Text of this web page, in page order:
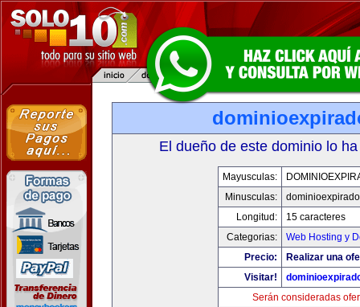
El dueño de este dominio lo
Mayusculas:
Minusculas:
Longitud:
15 caracteres
Categorias:
Web Hosting y
Precio:
Realizar una
Visitar!
Serán consideradas